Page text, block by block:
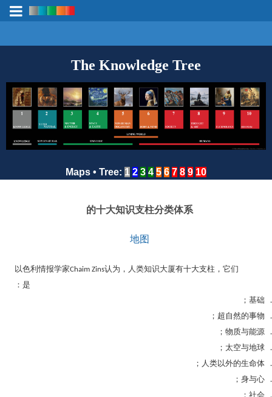
The Knowledge Tree
Maps • Tree: 1 2 3 4 5 6 7 8 9 10
的十大知识支柱分类体系
地图
以色利情报学家Chaim Zins认为，人类知识大厦有十大支柱，它们
是：
基础；
超自然的事物；
物质与能源；
太空与地球；
人类以外的生命体；
身与心；
社会；